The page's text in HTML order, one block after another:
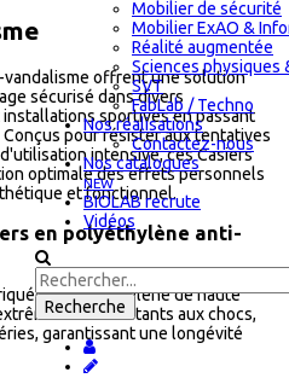
Mobilier de sécurité
Mobilier ExAO &
Réalité augmentée
Sciences physiques
SVT
FabLab / Techno
Nos réalisations
Contactez-nous
Nos catalogues
NEW
BIOLAB recrute
Vidéos
offrent une solution
sécurisé dans divers
sportives en passant
pour résister aux tentatives
intensive, ces Casiers
optimale des effets personnels
et fonctionnel.
en polyéthylène anti-
en polyéthylène de haute
résistants aux chocs,
garantissant une longévité